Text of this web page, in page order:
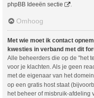
phpBB Ideeën sectie
.
Omhoog
Met wie moet ik contact
kwesties in verband met dit
Alle beheerders die op de "het
voor je klachten. Als je geen
met de eigenaar van het
op een gratis host staat
het beheer of misbruik-afdeling